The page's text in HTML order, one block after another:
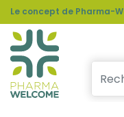
Le concept de Pharma-